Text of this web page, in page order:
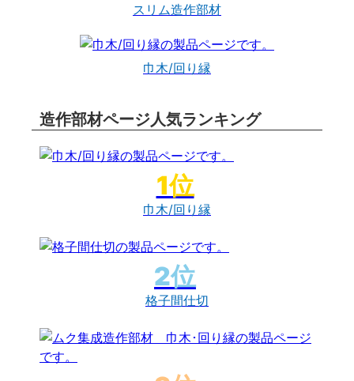
スリム造作部材
巾木/回り縁
造作部材ページ人気ランキング
巾木/回り縁
格子間仕切